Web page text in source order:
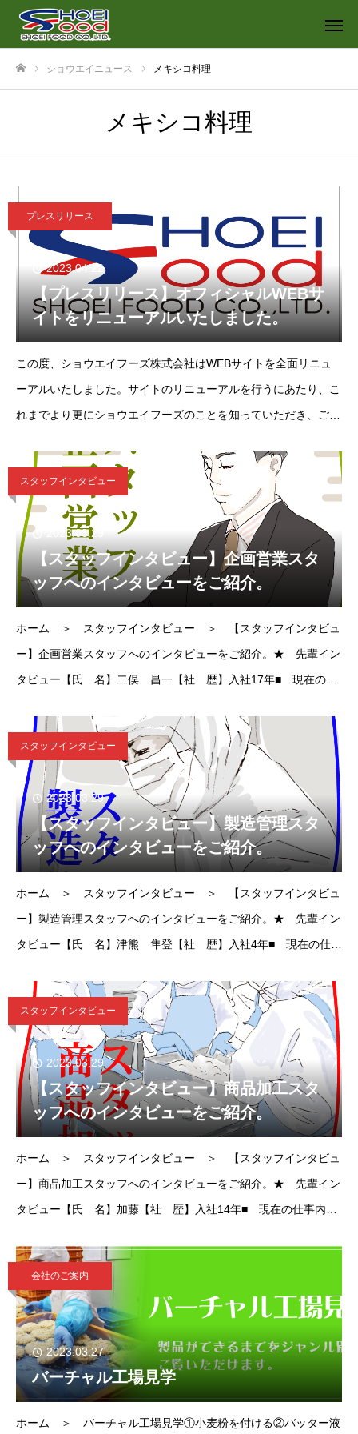
ショウエイニュース メキシコ料理
メキシコ料理
プレスリリース
2023.04.22
【プレスリリース】オフィシャルWEBサ
イトをリニューアルいたしました。
この度、ショウエイフーズ株式会社はWEBサイトを全面リニュ
ーアルいたしました。サイトのリニューアルを行うにあたり、こ
れまでより更にショウエイフーズのことを知っていただき、ご利
様にしっかりとお伝えできるようなデザイン
スタッフインタビュー
2023.03.29
【スタッフインタビュー】企画営業スタ
ッフへのインタビューをご紹介。
ホーム ＞ スタッフインタビュー ＞ 【スタッフインタビュ
ー】企画営業スタッフへのインタビューをご紹介。★ 先輩イン
タビュー【氏 名】二俣 昌一【社 歴】入社17年■ 現在の仕
スタッフインタビュー
2023.03.29
【スタッフインタビュー】製造管理スタ
ッフへのインタビューをご紹介。
ホーム ＞ スタッフインタビュー ＞ 【スタッフインタビュ
ー】製造管理スタッフへのインタビューをご紹介。★ 先輩イン
タビュー【氏 名】津熊 隼登【社 歴】入社4年■ 現在の仕事
スタッフインタビュー
2023.03.29
【スタッフインタビュー】商品加工スタ
ッフへのインタビューをご紹介。
ホーム ＞ スタッフインタビュー ＞ 【スタッフインタビュ
ー】商品加工スタッフへのインタビューをご紹介。★ 先輩イン
タビュー【氏 名】加藤【社 歴】入社14年■ 現在の仕事内
会社のご案内
2023.03.27
バーチャル工場見学
ホーム ＞ バーチャル工場見学①小麦粉を付ける②バッター液